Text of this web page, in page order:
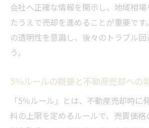
会社へ正確な情報を開示し、地域相
たうえで売却を進めることが重要です
の透明性を意識し、後々のトラブル
う。
5％ルールの概要と不動産売却への
「5％ルール」とは、不動産売却時に
料の上限を定めるルールで、売買価